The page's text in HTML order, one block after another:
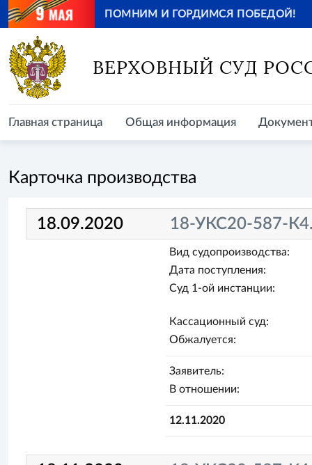
ПОМНИМ И ГОРДИМСЯ ПОБЕДОЙ!
Главная страница
ВЕРХОВНЫЙ СУД
Главная страница Общая информация
Карточка производства
18.09.2020 18-УКС20-587-
Вид судопроизводства:
Дата поступления:
Суд 1-ой инстанции:
Кассационный суд:
Обжалуется:
Заявитель:
В отношении:
12.11.2020